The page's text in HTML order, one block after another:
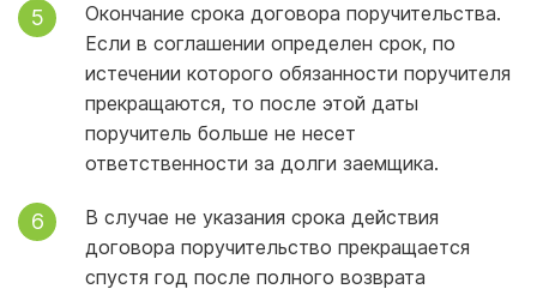
Окончание срока договора поручительства.
Если в соглашении определен срок, по
истечении которого обязанности поручителя
прекращаются, то после этой даты
поручитель больше не несет
ответственности за долги заемщика.
В случае не указания срока действия
договора поручительство прекращается
спустя год после полного возврата